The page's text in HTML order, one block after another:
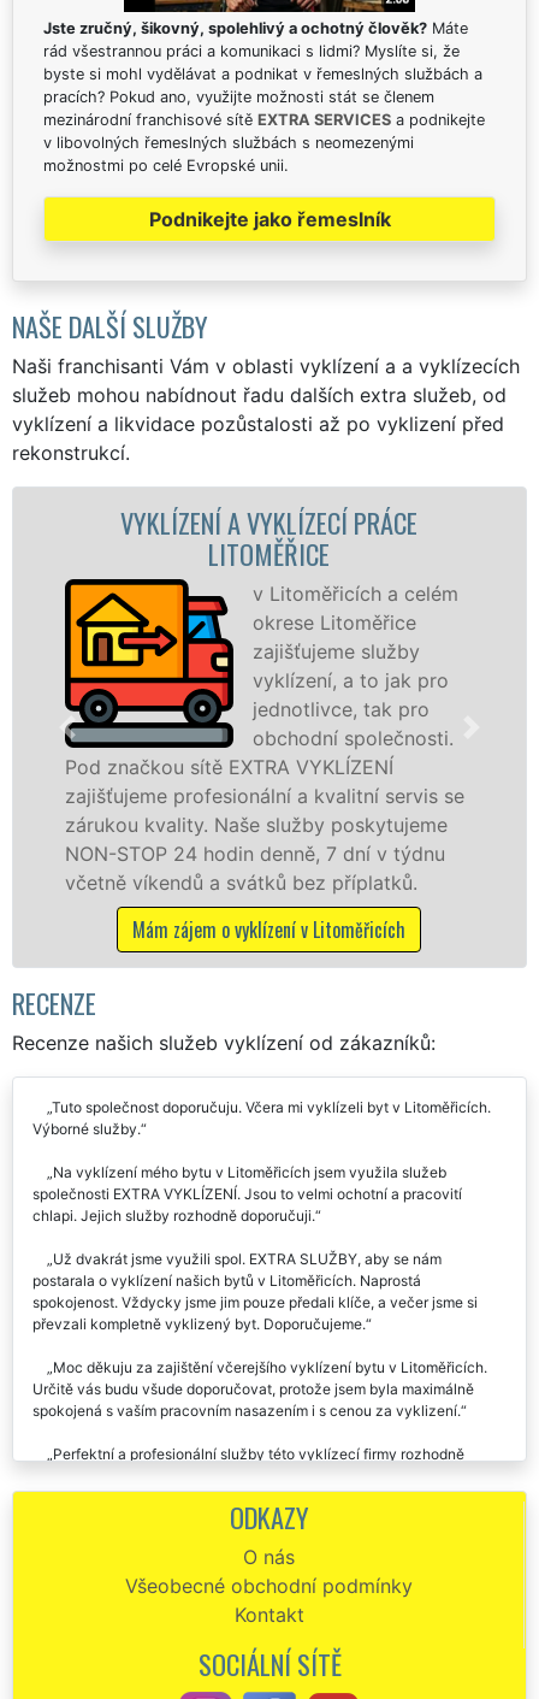
Jste zručný, šikovný, spolehlivý a ochotný člověk? Máte
rád všestrannou práci a komunikaci s lidmi? Myslíte si, že
byste si mohl vydělávat a podnikat v řemeslných službách a
pracích? Pokud ano, využijte možnosti stát se členem
mezinárodní franchisové sítě EXTRA SERVICES a podnikejte
v libovolných řemeslných službách s neomezenými
možnostmi po celé Evropské unii.
Podnikejte jako řemeslník
NAŠE DALŠÍ SLUŽBY
Naši franchisanti Vám v oblasti vyklízení a a vyklízecích
služeb mohou nabídnout řadu dalších extra služeb, od
vyklízení a likvidace pozůstalosti až po vyklizení před
rekonstrukcí.
A VYKLÍZECÍ PRÁCE
v Litoměřicích a celém
okrese Litoměřice
zajišťujeme služby
vyklízení, a to jak pro
jednotlivce, tak pro
obchodní společnosti.
sítě EXTRA VYKLÍZENÍ
profesionální a kvalitní servis se
Naše služby poskytujeme
24 hodin denně, 7 dní v týdnu
a svátků bez příplatků.
zájem o vyklízení v Litoměřicích
v
osobám se
práce, a to
RECENZE
Recenze našich služeb vyklízení od zákazníků:
Tuto společnost doporučuju. Včera mi vyklízeli byt v Litoměřicích.
Výborné služby.
Na vyklízení mého bytu v Litoměřicích jsem využila služeb
společnosti EXTRA VYKLÍZENÍ. Jsou to velmi ochotní a pracovití
chlapi. Jejich služby rozhodně doporučuji.
Už dvakrát jsme využili spol. EXTRA SLUŽBY, aby se nám
postarala o vyklízení našich bytů v Litoměřicích. Naprostá
spokojenost. Vždycky jsme jim pouze předali klíče, a večer jsme si
převzali kompletně vyklizený byt. Doporučujeme.
Moc děkuju za zajištění včerejšího vyklízení bytu v Litoměřicích.
Určitě vás budu všude doporučovat, protože jsem byla maximálně
spokojená s vaším pracovním nasazením i s cenou za vyklizení.
Perfektní a profesionální služby této vyklízecí firmy rozhodně
velmi spokojen. V případě potřeby je určitě využiju znova.
bytu v Litoměřicích. Svoji práci perfektně ovládají, doporučuju.
Dobrý den. Recenze moc často nepíšu, ale vaše kluky pochválit
musím. V neděli mi vyklízeli dva byty v Litoměřicích. Skutečně parádní
Včera jsem na základě doporučení využila vyklízecích služeb této
ODKAZY
O nás
Všeobecné obchodní podmínky
Kontakt
SOCIÁLNÍ SÍTĚ